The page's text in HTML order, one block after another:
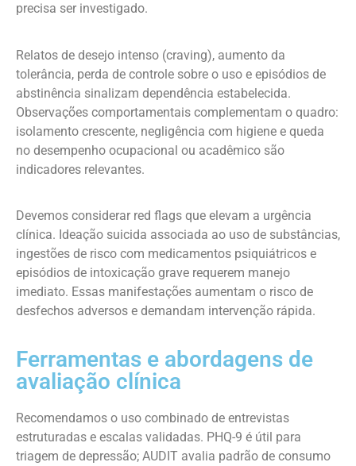
precisa ser investigado.
Relatos de desejo intenso (craving), aumento da
tolerância, perda de controle sobre o uso e episódios de
abstinência sinalizam dependência estabelecida.
Observações comportamentais complementam o quadro:
isolamento crescente, negligência com higiene e queda
no desempenho ocupacional ou acadêmico são
indicadores relevantes.
Devemos considerar red flags que elevam a urgência
clínica. Ideação suicida associada ao uso de substâncias,
ingestões de risco com medicamentos psiquiátricos e
episódios de intoxicação grave requerem manejo
imediato. Essas manifestações aumentam o risco de
desfechos adversos e demandam intervenção rápida.
Ferramentas e abordagens de
avaliação clínica
Recomendamos o uso combinado de entrevistas
estruturadas e escalas validadas. PHQ-9 é útil para
triagem de depressão; AUDIT avalia padrão de consumo